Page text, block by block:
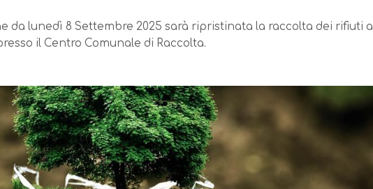
da lunedì 8 Settembre 2025 sarà ripristinata la raccolta dei rifiuti a
il Centro Comunale di Raccolta.